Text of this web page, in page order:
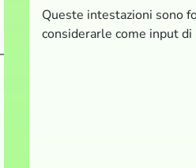
Queste intestazioni sono
considerarle come input